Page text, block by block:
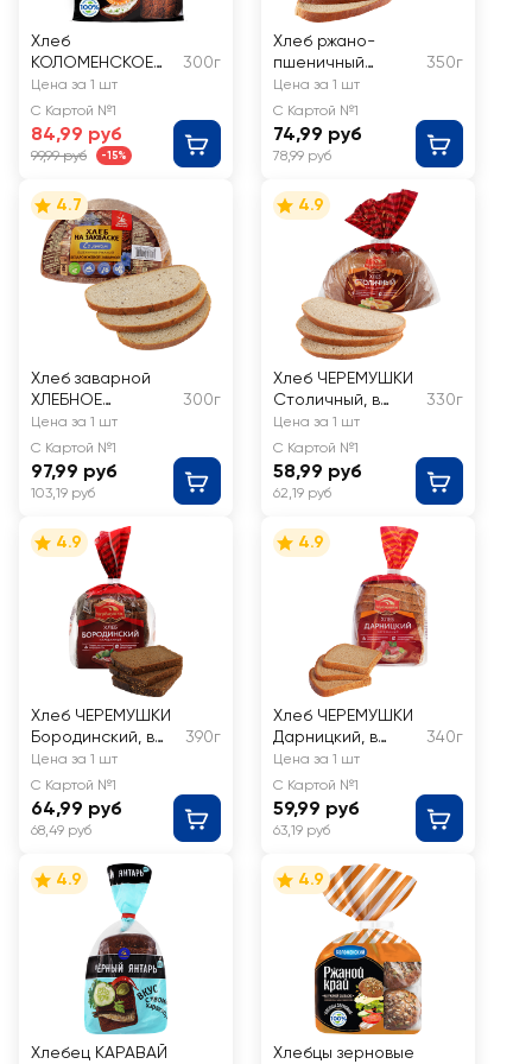
Хлеб
КОЛОМЕНСКОЕ
Ржаной край
300г
Цена за 1 шт
С Картой №1
84,99 руб
99,99 руб -15%
Хлеб ржано-
пшеничный
КОЛОМЕНСКОЕ
ДАНИЛОВСКИЙ
бездрожжевой, в
нарезке
350г
Цена за 1 шт
С Картой №1
74,99 руб
78,99 руб
4.7
Хлеб заварной
ХЛЕБНОЕ
МЕСТЕЧКО со
льном на
закваске,
бездрожжевой
300г
Цена за 1 шт
С Картой №1
97,99 руб
103,19 руб
4.9
Хлеб ЧЕРЕМУШКИ
Столичный, в
нарезке,
половинка
330г
Цена за 1 шт
С Картой №1
58,99 руб
62,19 руб
4.9
Хлеб ЧЕРЕМУШКИ
Бородинский, в
нарезке,
половинка
390г
Цена за 1 шт
С Картой №1
64,99 руб
68,49 руб
4.9
Хлеб ЧЕРЕМУШКИ
Дарницкий, в
нарезке,
половинка
340г
Цена за 1 шт
С Картой №1
59,99 руб
63,19 руб
4.9
Хлебец КАРАВАЙ
4.9
Хлебцы зерновые